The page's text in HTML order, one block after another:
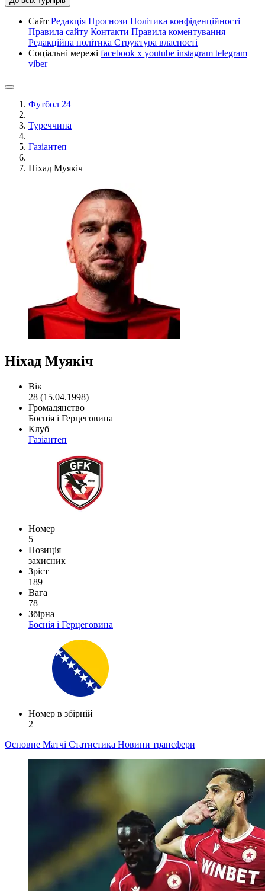
Сайт Редакція Прогнози Політика конфіденційності
Правила сайту Контакти Правила коментування
Редакційна політика Структура власності
Соціальні мережі facebook x youtube instagram telegram
viber
Футбол 24
Туреччина
Газіантеп
Ніхад Муякіч
Ніхад Муякіч
Вік
28 (15.04.1998)
Громадянство
Боснія і Герцеговина
Клуб
Газіантеп
Номер
5
Позиція
захисник
Зріст
189
Вага
78
Збірна
Боснія і Герцеговина
Номер в збірній
2
Основне Матчі Статистика Новини трансфери